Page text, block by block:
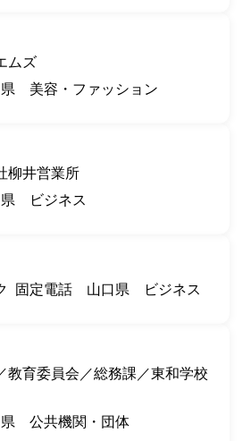
ムズ
美容・ファッション
柳井営業所
ビジネス
固定電話 山口県 ビジネス
教育委員会／総務課／東和学校
公共機関・団体